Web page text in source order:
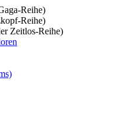
Reihe)
Reihe)
Zeitlos-Reihe)